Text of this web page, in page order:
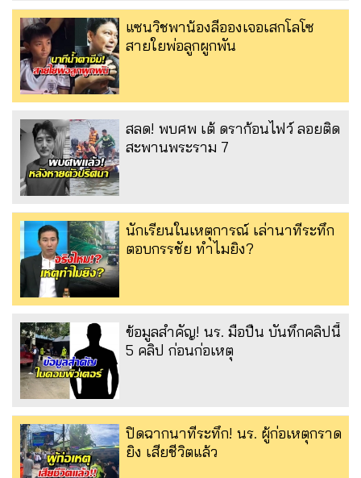
แซนวิชพาน้องลีอองเจอเสกโลโซ
สายใยพ่อลูกผูกพัน
สลด! พบศพ เต้ ดราก้อนไฟว์ ลอยติด
สะพานพระราม 7
นักเรียนในเหตุการณ์ เล่านาทีระทึก
ตอบกรรชัย ทำไมยิง?
ข้อมูลสำคัญ! นร. มือปืน บันทึกคลิปนี้
5 คลิป ก่อนก่อเหตุ
ปิดฉากนาทีระทึก! นร. ผู้ก่อเหตุกราด
ยิง เสียชีวิตแล้ว